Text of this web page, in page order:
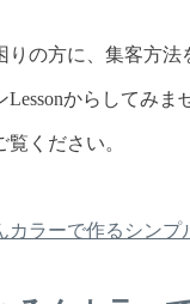
の方に、集客方法
からしてみま
ください。